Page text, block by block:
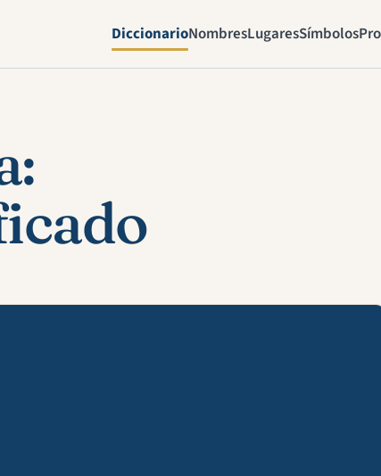
DiccionarioNombresLugaresSímbolos
esta explicación